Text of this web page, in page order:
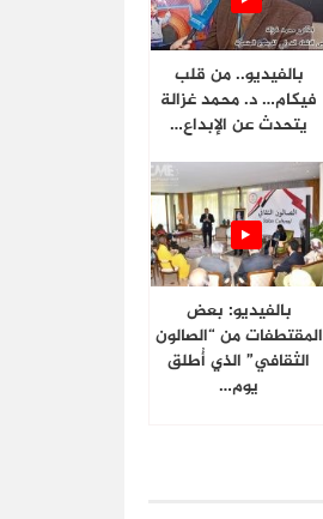
بالفيديو.. من قلب
فيكام… د. محمد غزالة
يتحدث عن الإبداع…
بالفيديو: بعض
المقتطفات من “الصالون
الثقافي” الذي أُطلق
يوم…